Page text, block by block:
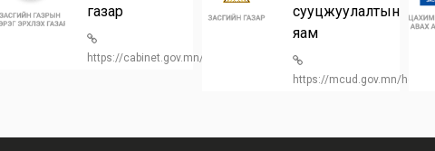
газар
https://cabinet.gov.mn/
сууцжуулалтын
яам
https://mcud.gov.mn/home